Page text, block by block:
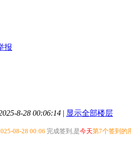
报
8-28 00:06:14 | 显示全部楼层
08-28 00:06 完成签到,是今天第7个签到的